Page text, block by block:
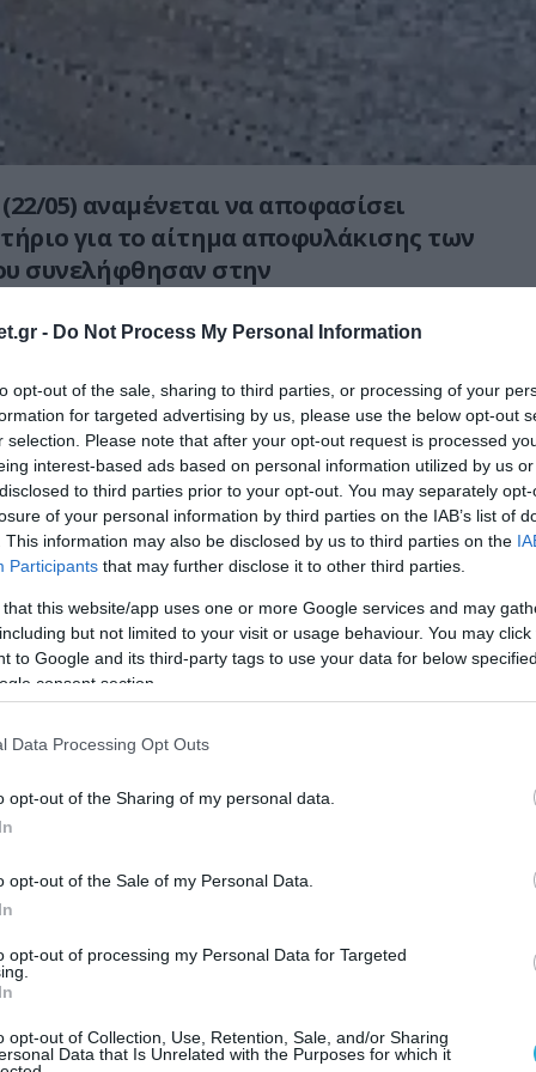
- Do Not Process My Personal Information
opt-out of the sale, sharing to third parties, or processing of your
for targeted advertising by us, please use the below opt-out
selection. Please note that after your opt-out request is processed
interest-based ads based on personal information utilized by us
to third parties prior to your opt-out. You may separately
of your personal information by third parties on the IAB’s list of
This information may also be disclosed by us to third parties on the
Participants that may further disclose it to other third parties.
that this website/app uses one or more Google services and may
but not limited to your visit or usage behaviour. You may
to Google and its third-party tags to use your data for below
consent section.
Data Processing Opt Outs
opt-out of the Sharing of my personal data.
opt-out of the Sale of my Personal Data.
opt-out of processing my Personal Data for Targeted
opt-out of Collection, Use, Retention, Sale, and/or Sharing
Data that Is Unrelated with the Purposes for which it
05) αναμένεται να αποφασίσει
για το αίτημα αποφυλάκισης των
συνελήφθησαν στην
σημαία.
Ελληνοαυστραλό άνδρα και μία γυναίκα
οι οποίοι επισκέφθηκαν τον ιστορικό
με τον βυζαντινό δικέφαλο αετό και το
ή θάνατος».
λίγο πριν αναχωρήσουν από την
από αστυνομικούς και
αρμόδιες δικαστικές Αρχές.
κατηγορούνται για… υποκίνηση μίσους
κοινού αισθήματος,ενώ παραμένουν
υπόθεση θα οδηγηθεί σε δίκη.
βρίσκεται σε συνεχή επικοινωνία με
τις ίδιες πληροφορίες, οι τουρκικές
πριν ολοκληρωθούν οι δικαστικές